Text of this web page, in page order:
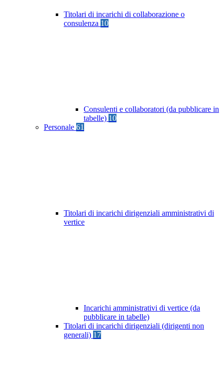
Titolari di incarichi di collaborazione o
consulenza 10
Consulenti e collaboratori (da pubblicare in
tabelle) 10
Personale 61
Titolari di incarichi dirigenziali amministrativi di
vertice
Incarichi amministrativi di vertice (da
pubblicare in tabelle)
Titolari di incarichi dirigenziali (dirigenti non
generali) 17